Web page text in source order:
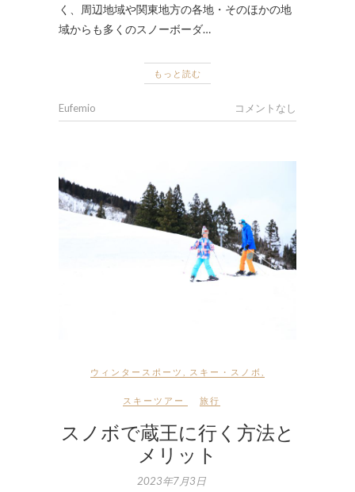
く、周辺地域や関東地方の各地・そのほかの地
域からも多くのスノーボーダ…
もっと読む
Eufemio コメントなし
ウィンタースポーツ スキー・スノボ
スキーツアー 旅行
スノボで蔵王に行く方法と
メリット
2023年7月3日